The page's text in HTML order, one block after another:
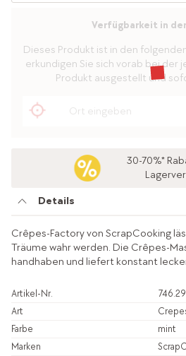
Verfügbarkeit in
Dieses Produkt ist in den
erkundigen Sie sich vorab bei der
Produkt ausgestellt und
30-70%*
Details
Crêpes-Factory von ScrapCooking
Träume wahr werden. Die Crêpes-
handhaben und liefert konstant
Artikel-Nr.
Art
Farbe
mint
Marken